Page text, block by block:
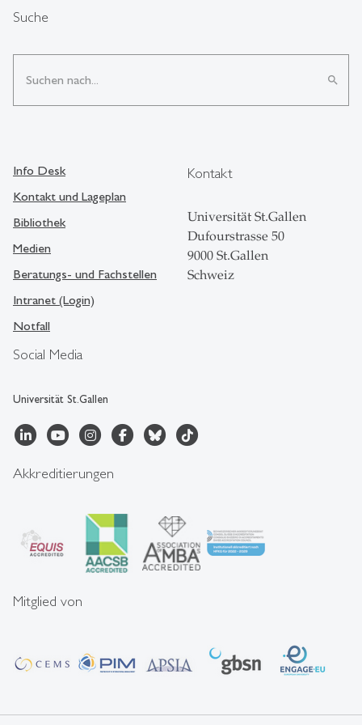
Suche
search
Social Media
Universität St.Gallen
Info Desk
Kontakt und Lageplan
Bibliothek
Medien
Beratungs- und Fachstellen
Intranet (Login)
Notfall
Kontakt
Universität St.Gallen
Dufourstrasse 50
9000 St.Gallen
Schweiz
Akkreditierungen
Mitglied von